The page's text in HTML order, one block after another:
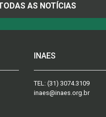
AS NOTÍCIAS
INAES
TEL: (31) 3074.3109
inaes@inaes.org.br